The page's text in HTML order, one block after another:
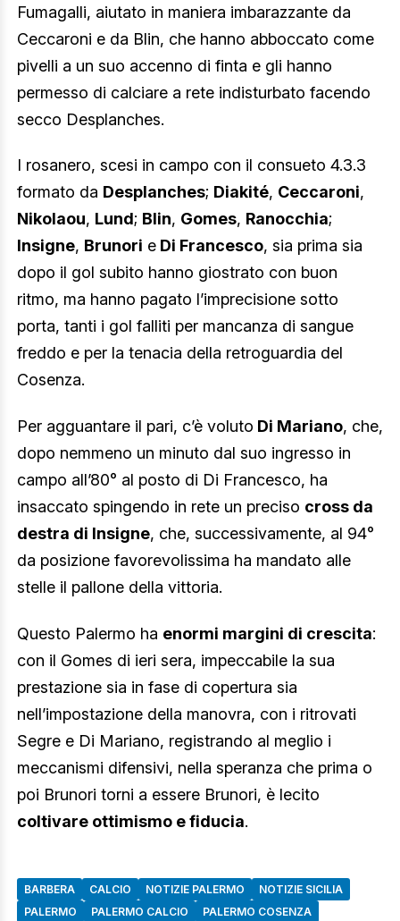
Fumagalli, aiutato in maniera imbarazzante da
Ceccaroni e da Blin, che hanno abboccato come
pivelli a un suo accenno di finta e gli hanno
permesso di calciare a rete indisturbato facendo
secco Desplanches.
I rosanero, scesi in campo con il consueto 4.3.3
formato da Desplanches; Diakité, Ceccaroni,
Nikolaou, Lund; Blin, Gomes, Ranocchia;
Insigne, Brunori e Di Francesco, sia prima sia
dopo il gol subito hanno giostrato con buon
ritmo, ma hanno pagato l’imprecisione sotto
porta, tanti i gol falliti per mancanza di sangue
freddo e per la tenacia della retroguardia del
Cosenza.
Per agguantare il pari, c’è voluto Di Mariano, che,
dopo nemmeno un minuto dal suo ingresso in
campo all’80° al posto di Di Francesco, ha
insaccato spingendo in rete un preciso cross da
destra di Insigne, che, successivamente, al 94°
da posizione favorevolissima ha mandato alle
stelle il pallone della vittoria.
Questo Palermo ha enormi margini di crescita:
con il Gomes di ieri sera, impeccabile la sua
prestazione sia in fase di copertura sia
nell’impostazione della manovra, con i ritrovati
Segre e Di Mariano, registrando al meglio i
meccanismi difensivi, nella speranza che prima o
poi Brunori torni a essere Brunori, è lecito
coltivare ottimismo e fiducia.
BARBERA CALCIO NOTIZIE PALERMO
NOTIZIE SICILIA
PALERMO
PALERMO CALCIO
PALERMO COSENZA